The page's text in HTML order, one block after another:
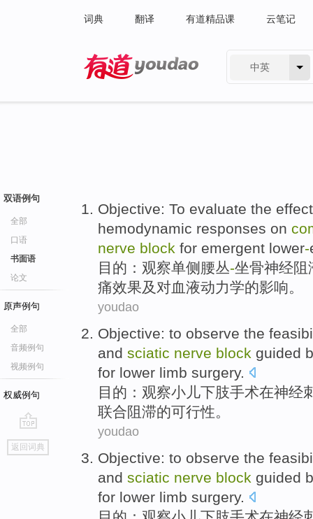
词典 翻译 有道精品课 云笔记
中英
双语例句
全部
口语
书面语
论文
原声例句
全部
音频例句
视频例句
权威例句
go
top
返回词典
Objective: To evaluate the effect
hemodynamic responses on
nerve block for emergent lower-
目的 ： 观察单侧 腰丛-坐骨神经阻
痛效果及 对血液动力学的影响。
youdao
Objective: to observe the
and sciatic nerve block guided
for lower limb surgery.
目的 ： 观察小儿下肢手术在神经
联合阻滞的可行性。
youdao
Objective: to observe the
and sciatic nerve block guided
for lower limb surgery.